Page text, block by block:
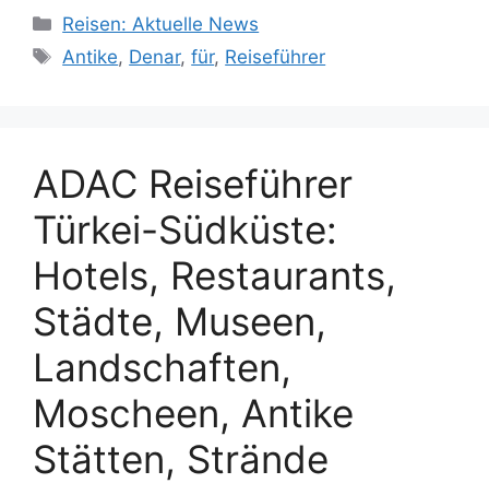
Kategorien
Reisen: Aktuelle News
Schlagwörter
Antike, Denar,für, Reiseführer
ADAC Reiseführer
Türkei-Südküste:
Hotels, Restaurants,
Städte, Museen,
Landschaften,
Moscheen, Antike
Stätten, Strände